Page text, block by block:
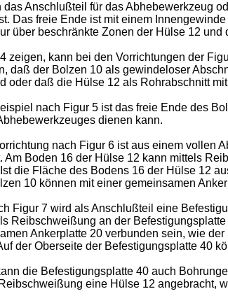
das Anschlußteil für das Abhebewerkzeug
Das freie Ende ist mit einem
über beschränkte Zonen der Hülse 12 und
zeigen, kann bei den Vorrichtungen der
daß der Bolzen 10 als gewindeloser
oder daß die Hülse 12 als Rohrabschnitt
nach Figur 5 ist das freie Ende des
dienen kann.
nach Figur 6 ist aus einem vollen
Am Boden 16 der Hülse 12 kann mittels
die Fläche des Bodens 16 der Hülse 12
10 können mit einer gemeinsamen
Figur 7 wird als Anschlußteil eine
Reibschweißung an der
Ankerplatte 20 verbunden sein, wie
der Oberseite der Befestigungsplatte 40
die Befestigungsplatte 40 auch
eine Hülse 12 angebracht,